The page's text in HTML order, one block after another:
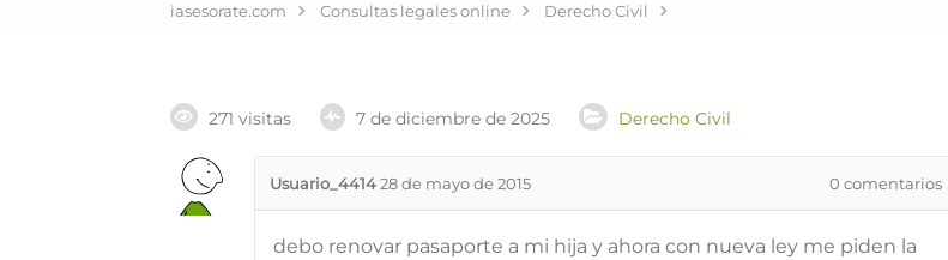
iasesorate.com Consultas legales online Derecho Civil
271 visitas 7 de diciembre de 2025 Derecho Civil
Usuario_441428 de mayo de 2015 0 comentarios
debo renovar pasaporte a mi hija y ahora con nueva ley me piden la